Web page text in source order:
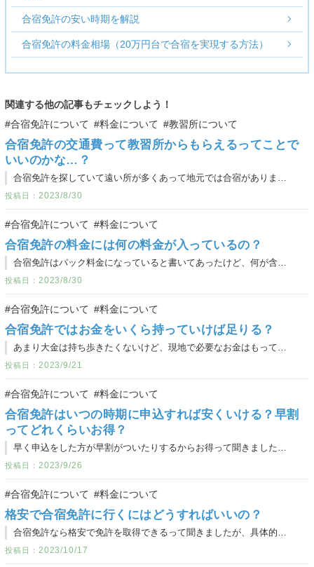
合宿免許の安い時期を解説
合宿免許の料金相場（20万円台で合宿を実現する方法）
関連する他の記事もチェックしよう！
#合宿免許について #料金について #教習所について
合宿免許の交通費って教習所からもらえるってことで
いいのかな…？
2023/8/30
#合宿免許について #料金について
合宿免許の料金には何の料金が入っているの？
2023/8/30
#合宿免許について #料金について
合宿免許ではお金をいくら持っていけば足りる？
2023/9/21
#合宿免許について #料金について
合宿免許はいつの時期に申込すれば安くいける？早割
ってどれくらいお得？
2023/9/26
#合宿免許について #料金について
格安で合宿免許に行くにはどうすればいいの？
2023/10/17